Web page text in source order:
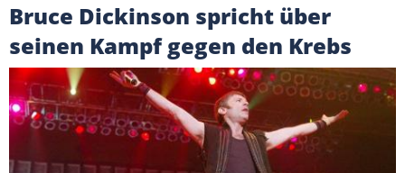
Bruce Dickinson spricht über
seinen Kampf gegen den Krebs